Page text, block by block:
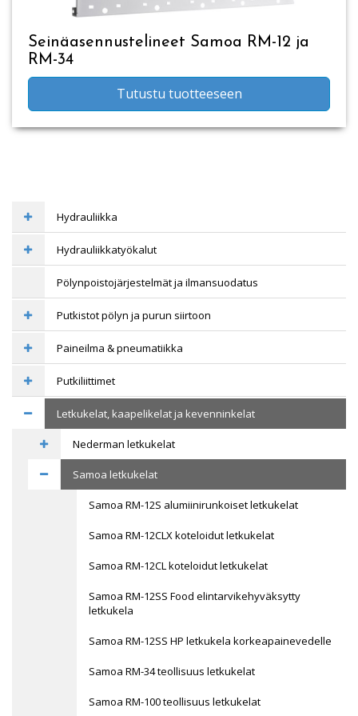
Seinäasennustelineet Samoa RM-12 ja
RM-34
Tutustu tuotteeseen
Hydrauliikka
Hydrauliikkatyökalut
Pölynpoistojärjestelmät ja ilmansuodatus
Putkistot pölyn ja purun siirtoon
Paineilma & pneumatiikka
Putkiliittimet
Letkukelat, kaapelikelat ja kevenninkelat
Nederman letkukelat
Samoa letkukelat
Samoa RM-12S alumiinirunkoiset letkukelat
Samoa RM-12CLX koteloidut letkukelat
Samoa RM-12CL koteloidut letkukelat
Samoa RM-12SS Food elintarvikehyväksytty
letkukela
Samoa RM-12SS HP letkukela korkeapainevedelle
Samoa RM-34 teollisuus letkukelat
Samoa RM-100 teollisuus letkukelat